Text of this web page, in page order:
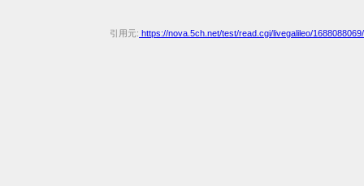
引用元: https://nova.5ch.net/test/read.cgi/livegalileo/1688088069/